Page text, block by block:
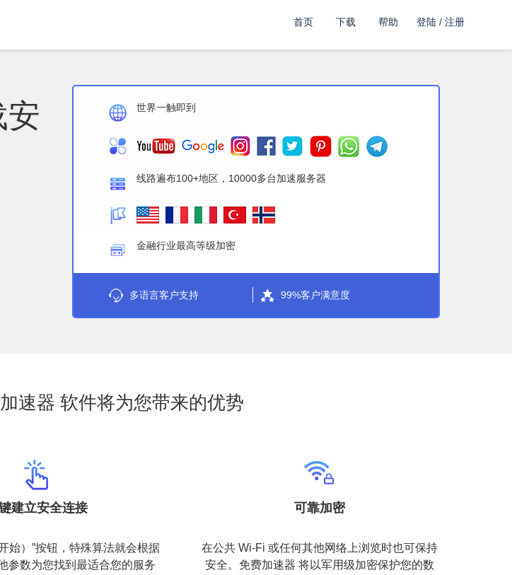
首页 下载 帮助 登陆 / 注册
世界一触即到
线路遍布100+地区，10000多台加速服务器
金融行业最高等级加密
多语言客户支持 99%客户满意度
速器 软件将为您带来的优势
建立安全连接
始）”按钮，特殊算法就会根据
参数为您找到最适合您的服务
可靠加密
在公共 Wi-Fi 或任何其他网络上浏览时也可保持
安全。免费加速器 将以军用级加密保护您的数